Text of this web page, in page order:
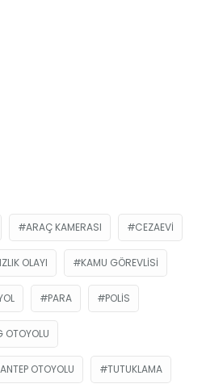
ARAÇ KAMERASI CEZAEVI
OLAYI KAMU GÖREVLISI
PARA POLIS
OTOYOLU
OTOYOLU TUTUKLAMA